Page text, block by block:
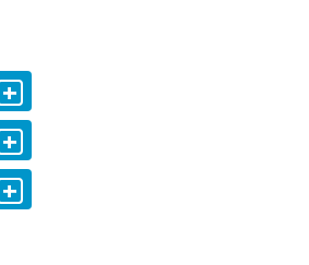
+
+
+